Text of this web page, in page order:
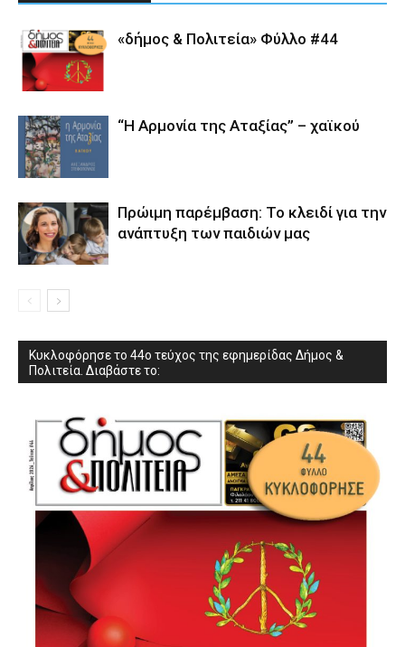
«δήμος & Πολιτεία» Φύλλο #44
“Η Αρμονία της Αταξίας” – χαϊκού
Πρώιμη παρέμβαση: Το κλειδί για την
ανάπτυξη των παιδιών µας
Κυκλοφόρησε το 44ο τεύχος της εφημερίδας Δήμος &
Πολιτεία. Διαβάστε το: